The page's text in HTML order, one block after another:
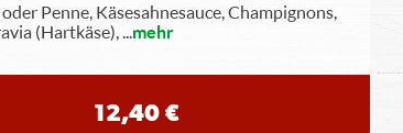
Penne, Käsesahnesauce, Champignons,
(Hartkäse),...mehr
12,40 €